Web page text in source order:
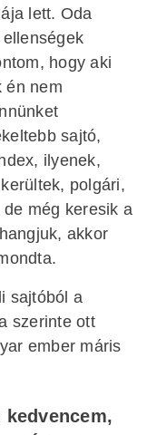
lett. Oda
hogy aki
én nem
sajtó,
ilyenek,
polgári,
még keresik a
akkor
sajtóból a
szerinte ott
ember máris
kedvencem,